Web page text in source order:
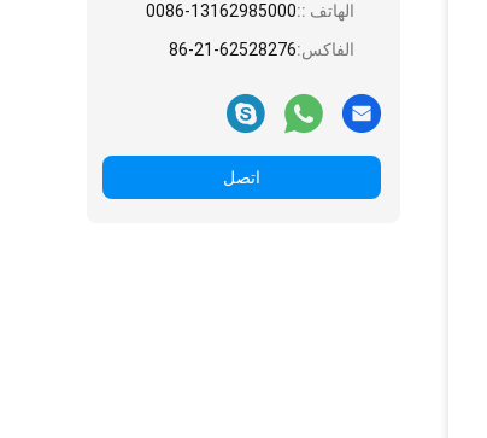
الهاتف ::0086-13162985000
الفاكس:86-21-62528276
اتصل